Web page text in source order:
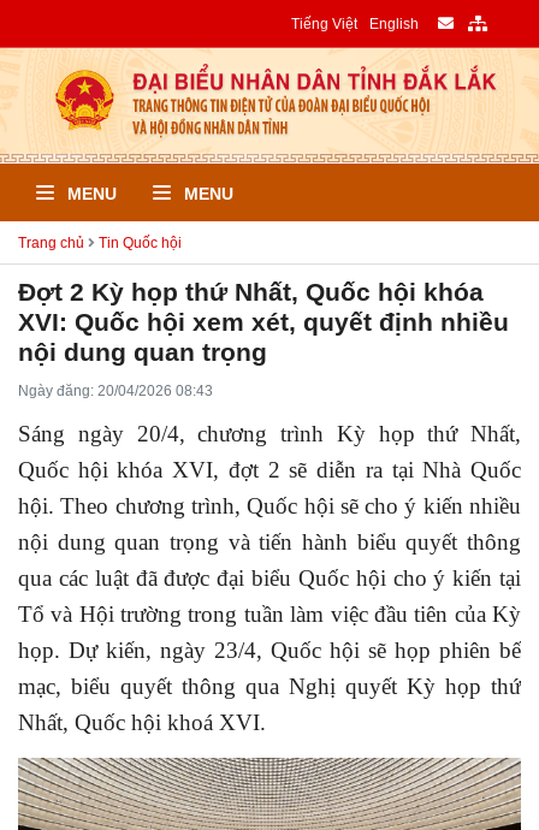
Tiếng Việt English
MENU MENU
Trang chủ Tin Quốc hội
Đợt 2 Kỳ họp thứ Nhất, Quốc hội khóa
XVI: Quốc hội xem xét, quyết định nhiều
nội dung quan trọng
Ngày đăng: 20/04/2026 08:43
Sáng ngày 20/4, chương trình Kỳ họp thứ Nhất,
Quốc hội khóa XVI, đợt 2 sẽ diễn ra tại Nhà Quốc
hội. Theo chương trình, Quốc hội sẽ cho ý kiến nhiều
nội dung quan trọng và tiến hành biểu quyết thông
qua các luật đã được đại biểu Quốc hội cho ý kiến tại
Tổ và Hội trường trong tuần làm việc đầu tiên của Kỳ
họp. Dự kiến, ngày 23/4, Quốc hội sẽ họp phiên bế
mạc, biểu quyết thông qua Nghị quyết Kỳ họp thứ
Nhất, Quốc hội khoá XVI.